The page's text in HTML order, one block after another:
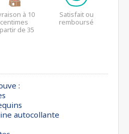
à 10
centimes
de 35
Satisfait ou
remboursé
:
autocollante